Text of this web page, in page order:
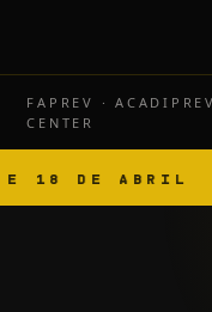
FAPREV ·
CENTER
ABRIL